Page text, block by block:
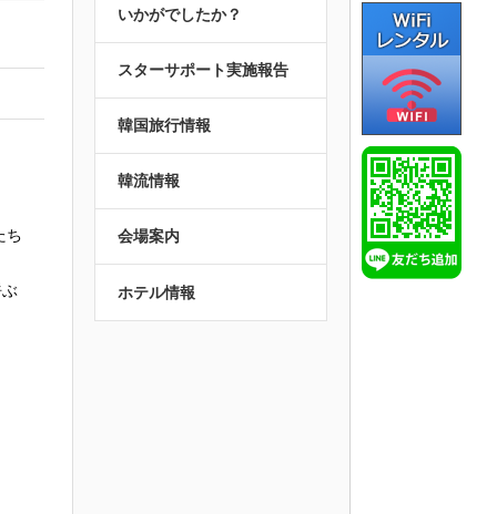
ち
いかがでしたか？
スターサポート実施報告
韓国旅行情報
韓流情報
会場案内
ホテル情報